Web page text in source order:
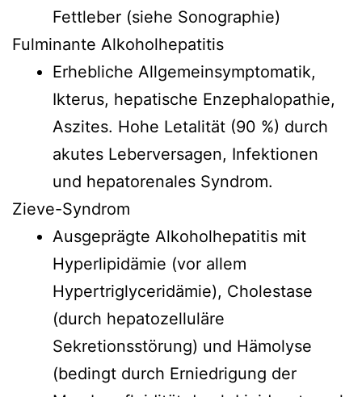
Fettleber (siehe Sonographie)
Fulminante Alkoholhepatitis
Erhebliche Allgemeinsymptomatik,
Ikterus, hepatische Enzephalopathie,
Aszites. Hohe Letalität (90 %) durch
akutes Leberversagen, Infektionen
und hepatorenales Syndrom.
Zieve-Syndrom
Ausgeprägte Alkoholhepatitis mit
Hyperlipidämie (vor allem
Hypertriglyceridämie), Cholestase
(durch hepatozelluläre
Sekretionsstörung) und Hämolyse
(bedingt durch Erniedrigung der